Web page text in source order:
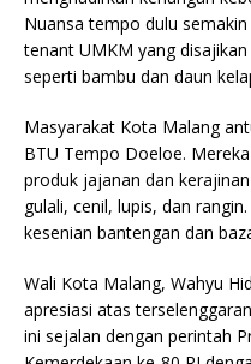
Nuansa tempo dulu
tenant UMKM yang
seperti bambu dan daun
Masyarakat Kota Malang
BTU Tempo Doeloe.
produk jajanan dan
gulali, cenil, lupis, dan
kesenian bantengan dan
Wali Kota Malang, Wahyu
apresiasi atas
ini sejalan dengan perintah